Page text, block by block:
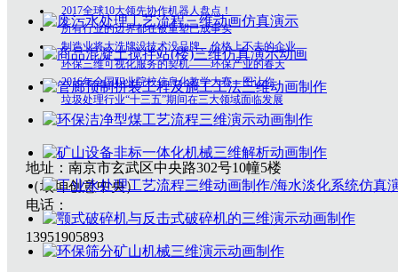
2017全球10大领先协作机器人盘点！
所有行业的边界都在被重塑已成事实
制造业将大洗牌没技术没品牌、价格上不去的企业
环保三维可视化服务的契机——环保产业的春天
2016年全国职业院校信息化教学大赛一图让你
垃圾处理行业“十三五”期间在三大领域面临发展
地址：南京市玄武区中央路302号10幢5楼
（垠坤创意中央）
电话：
13951905893